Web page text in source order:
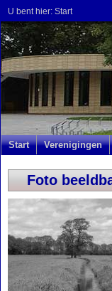
U bent hier: Start
Start Verenigingen
Foto